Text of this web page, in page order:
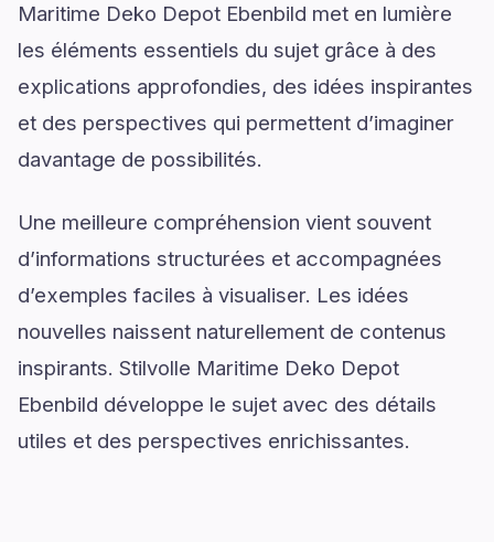
Maritime Deko Depot Ebenbild met en lumière
les éléments essentiels du sujet grâce à des
explications approfondies, des idées inspirantes
et des perspectives qui permettent d’imaginer
davantage de possibilités.
Une meilleure compréhension vient souvent
d’informations structurées et accompagnées
d’exemples faciles à visualiser. Les idées
nouvelles naissent naturellement de contenus
inspirants. Stilvolle Maritime Deko Depot
Ebenbild développe le sujet avec des détails
utiles et des perspectives enrichissantes.